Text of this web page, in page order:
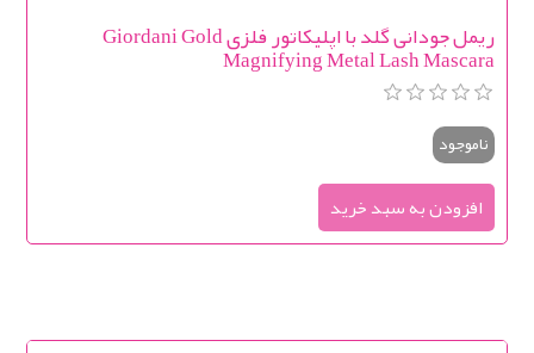
ریمل جودانی گلد با اپلیکاتور فلزی Giordani Gold
Magnifying Metal Lash Mascara
ناموجود